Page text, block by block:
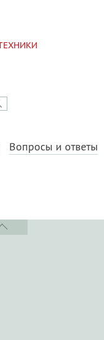
Вопросы и ответы